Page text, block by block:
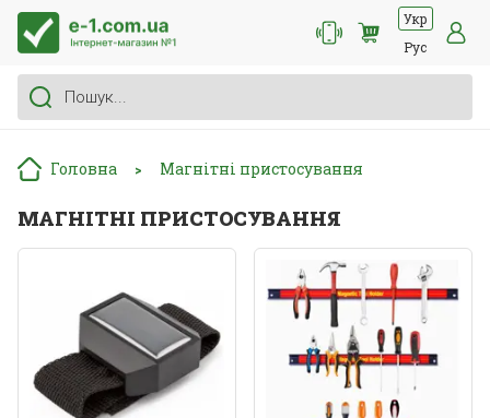
Укр
Рус
Головна > Магнітні пристосування
МАГНІТНІ ПРИСТОСУВАННЯ